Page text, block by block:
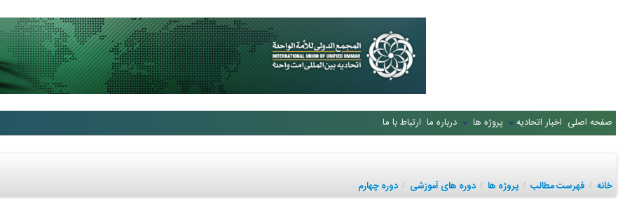
صفحه اصلی اخبار اتحادیه پروژه ها درباره ما ارتباط با ما
خانه / فهرست مطالب / پروژه ها / دوره های آموزشی / دوره چهارم